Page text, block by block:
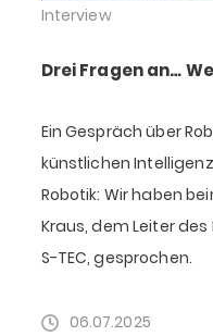
Interview
Drei Fragen an…
Ein Gespräch über
künstlichen
Robotik: Wir haben
Kraus, dem Leiter
S-TEC, gesprochen.
06.07.2025